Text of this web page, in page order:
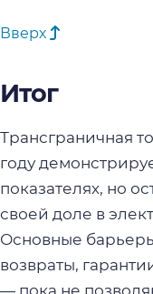
Вверх
Итог
Трансграничная
году
показателях, но
своей доле в
Основные
возвраты,
— пока не